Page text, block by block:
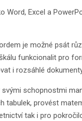
Word, Excel a
je možné psát
funkcionalit pro
i rozsáhlé
svými schopnostmi
tabulek, provést
tak i pro